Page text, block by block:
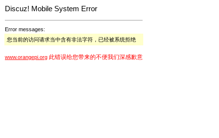
Discuz! Mobile System Error
Error messages:
您当前的访问请求当中含有非法字符，已经被系统拒绝
www.orangepi.org 此错误给您带来的不便我们深感歉意